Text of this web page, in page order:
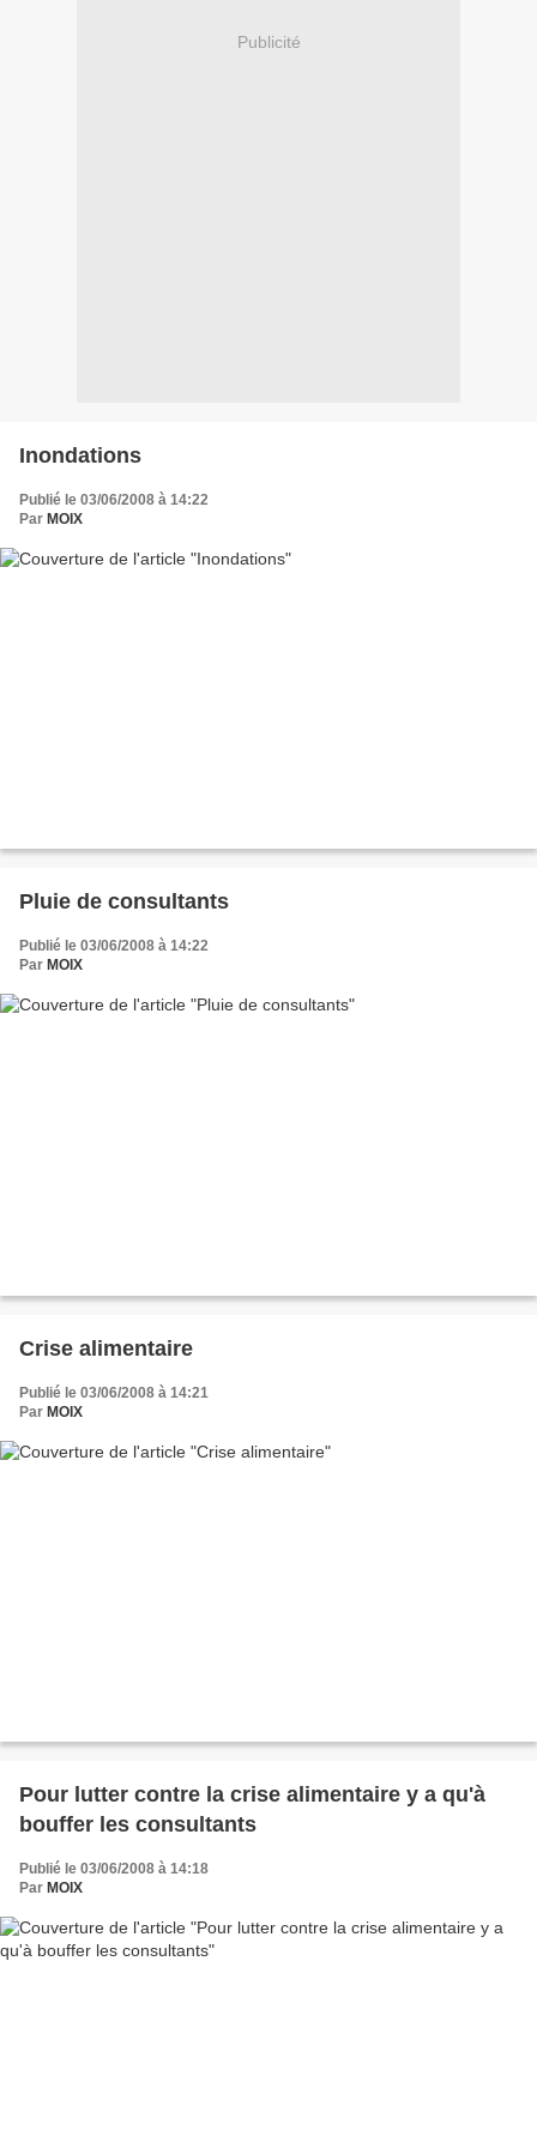
Publicité
Inondations
Publié le 03/06/2008 à 14:22
Par MOIX
Pluie de consultants
Publié le 03/06/2008 à 14:22
Par MOIX
Crise alimentaire
Publié le 03/06/2008 à 14:21
Par MOIX
Pour lutter contre la crise alimentaire y a qu'à
bouffer les consultants
Publié le 03/06/2008 à 14:18
Par MOIX